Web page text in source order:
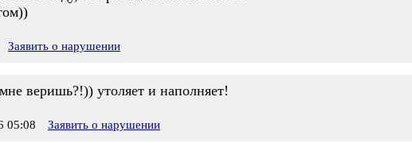
Заявить о нарушении
веришь?!)) утоляет и наполняет!
05:08 Заявить о нарушении